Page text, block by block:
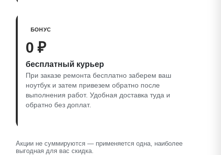
БОНУС
0 ₽
бесплатный курьер
При заказе ремонта бесплатно заберем ваш
ноутбук и затем привезем обратно после
выполнения работ. Удобная доставка туда и
обратно без доплат.
Акции не суммируются — применяется одна, наиболее
выгодная для вас скидка.